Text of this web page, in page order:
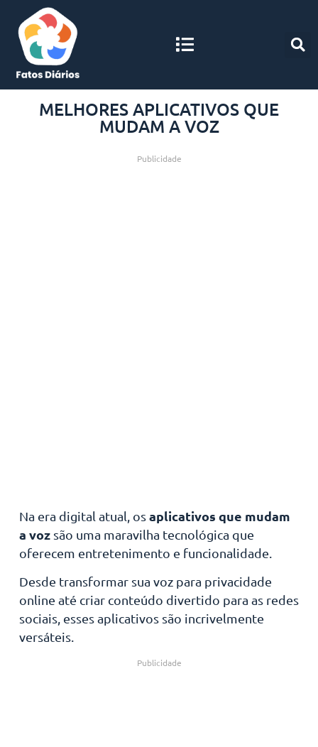
MELHORES APLICATIVOS QUE
MUDAM A VOZ
Publicidade
Na era digital atual, osaplicativos que mudam
a vozsão uma maravilha tecnológica que
oferecem entretenimento e funcionalidade.
Desde transformar sua voz para privacidade
online até criar conteúdo divertido para as redes
sociais, esses aplicativos são incrivelmente
versáteis.
Publicidade